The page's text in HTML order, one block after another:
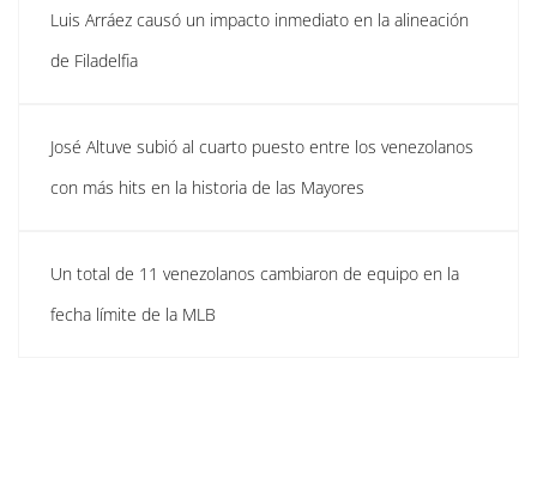
Luis Arráez causó un impacto inmediato en la alineación
de Filadelfia
José Altuve subió al cuarto puesto entre los venezolanos
con más hits en la historia de las Mayores
Un total de 11 venezolanos cambiaron de equipo en la
fecha límite de la MLB